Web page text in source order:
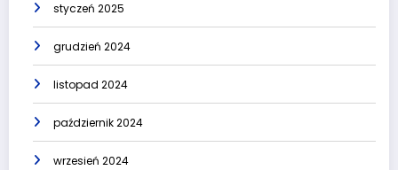
styczeń 2025
grudzień 2024
listopad 2024
październik 2024
wrzesień 2024